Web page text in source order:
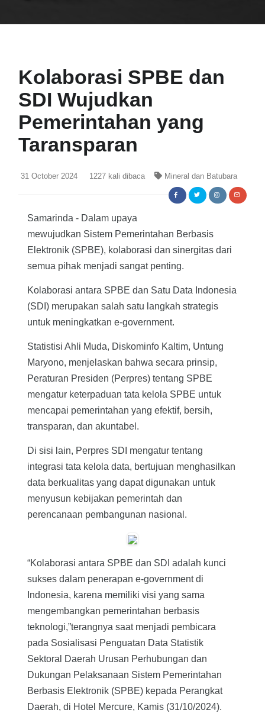
Kolaborasi SPBE dan
SDI Wujudkan
Pemerintahan yang
Taransparan
31 October 2024 1227 kali dibaca Mineral dan Batubara
Samarinda - Dalam upaya
mewujudkan Sistem Pemerintahan Berbasis
Elektronik (SPBE), kolaborasi dan sinergitas dari
semua pihak menjadi sangat penting.
Kolaborasi antara SPBE dan Satu Data Indonesia
(SDI) merupakan salah satu langkah strategis
untuk meningkatkan e-government.
Statistisi Ahli Muda, Diskominfo Kaltim, Untung
Maryono, menjelaskan bahwa secara prinsip,
Peraturan Presiden (Perpres) tentang SPBE
mengatur keterpaduan tata kelola SPBE untuk
mencapai pemerintahan yang efektif, bersih,
transparan, dan akuntabel.
Di sisi lain, Perpres SDI mengatur tentang
integrasi tata kelola data, bertujuan menghasilkan
data berkualitas yang dapat digunakan untuk
menyusun kebijakan pemerintah dan
perencanaan pembangunan nasional.
“Kolaborasi antara SPBE dan SDI adalah kunci
sukses dalam penerapan e-government di
Indonesia, karena memiliki visi yang sama
mengembangkan pemerintahan berbasis
teknologi,”terangnya saat menjadi pembicara
pada Sosialisasi Penguatan Data Statistik
Sektoral Daerah Urusan Perhubungan dan
Dukungan Pelaksanaan Sistem Pemerintahan
Berbasis Elektronik (SPBE) kepada Perangkat
Daerah, di Hotel Mercure, Kamis (31/10/2024).